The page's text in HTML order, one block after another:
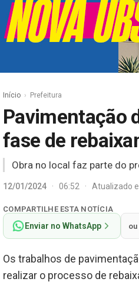
Início Prefeitura
Pavimentação
fase de
Obra no local faz parte do
12/01/2024 · 06:52 · Atualizado
COMPARTILHE ESTA NOTÍCIA
Enviar no WhatsApp
Os trabalhos de
realizar o processo de